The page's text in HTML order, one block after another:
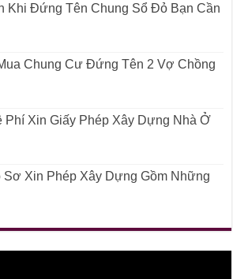
Khi Đứng Tên Chung Sổ Đỏ Bạn Cần
Chung Cư Đứng Tên 2 Vợ Chồng
Phí Xin Giấy Phép Xây Dựng Nhà Ở
Sơ Xin Phép Xây Dựng Gồm Những